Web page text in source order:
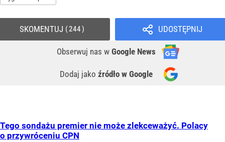
UDOSTĘPNIJ
Obserwuj nas w Google News
Dodaj jako źródło w Google
SKOMENTUJ 244
Tego sondażu premier nie może zlekceważyć. Polacy
o przywróceniu CPN